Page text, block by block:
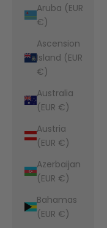
Aruba (EUR
€)
Ascension
Island (EUR
€)
Australia
(EUR €)
Austria
(EUR €)
Azerbaijan
(EUR €)
Bahamas
(EUR €)